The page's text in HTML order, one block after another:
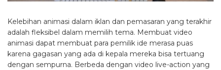
Kelebihan animasi dalam iklan dan pemasaran yang terakhir
adalah fleksibel dalam memilih tema. Membuat video
animasi dapat membuat para pemilik ide merasa puas
karena gagasan yang ada di kepala mereka bisa tertuang
dengan sempurna. Berbeda dengan video live-action yang